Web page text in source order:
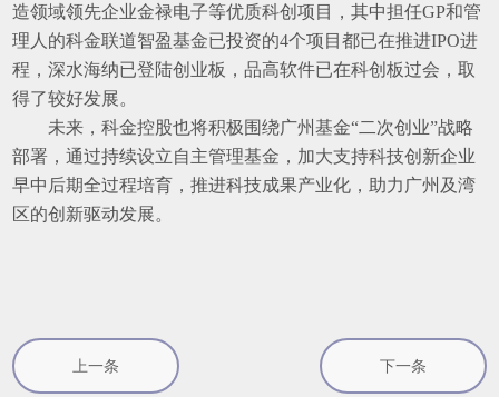
造领域领先企业金禄电子等优质科创项目，其中担任GP和管
理人的科金联道智盈基金已投资的4个项目都已在推进IPO进
程，深水海纳已登陆创业板，品高软件已在科创板过会，取
得了较好发展。
未来，科金控股也将积极围绕广州基金“二次创业”战略
部署，通过持续设立自主管理基金，加大支持科技创新企业
早中后期全过程培育，推进科技成果产业化，助力广州及湾
区的创新驱动发展。
上一条 下一条